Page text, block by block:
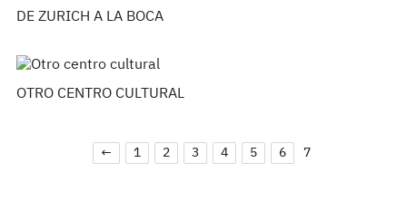
DE ZURICH A LA BOCA
OTRO CENTRO CULTURAL
← 1 2 3 4 5 6 7